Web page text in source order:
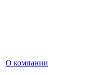
О компании